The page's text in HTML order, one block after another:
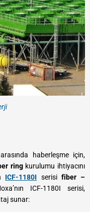
haberleşme için,
ringkurulumu ihtiyacını
ICF-1180I serisi fiber –
ICF-1180I serisi,
sunar: